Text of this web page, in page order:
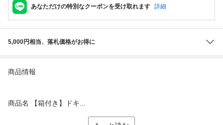
あなただけの特別なクーポンを受け取れます 詳細
5,000円相当、落札価格がお得に
商品情報
商品名 【箱付き】ドキ...